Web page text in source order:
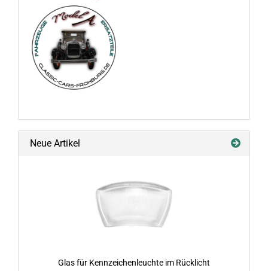
Neue Artikel
Glas für Kennzeichenleuchte im Rücklicht